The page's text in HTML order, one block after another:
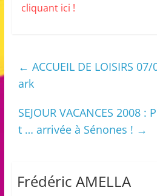
cliquant ici !
← ACCUEIL DE LOISIRS
ark
SEJOUR VACANCES 2008
t … arrivée à Sénones ! →
Frédéric AMELLA